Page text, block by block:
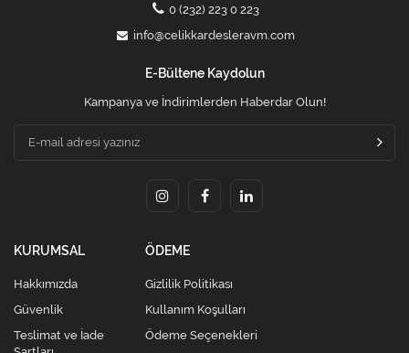
0 (232) 223 0 223
info@celikkardesleravm.com
E-Bültene Kaydolun
Kampanya ve İndirimlerden Haberdar Olun!
KURUMSAL
Hakkımızda
Güvenlik
Teslimat ve İade
ÖDEME
Gizlilik Politikası
Kullanım Koşulları
Ödeme Seçenekleri